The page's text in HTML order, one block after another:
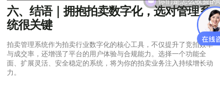
六、结语｜拥抱拍卖数字化，选对管理系
统很关键
拍卖管理系统作为拍卖行业数字化的核心工具，不仅提升了竞拍效率
与成交率，还增强了平台的用户体验与合规能力。选择一个功能全
面、扩展灵活、安全稳定的系统，将为你的拍卖业务注入持续增长动
力。